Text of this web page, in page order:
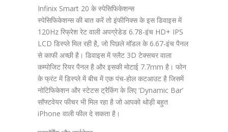
Infinix Smart 20 के स्पेसिफिकेशन्स
स्पेसिफिकेशन्स की बात करें तो इंफीनिक्स के इस डिवाइस में
120Hz रिफ्रेश रेट वाली अपग्रेडेड 6.78-इंच HD+ IPS
LCD डिस्प्ले मिल रही है, जो पिछले मॉडल के 6.67-इंच पैनल
से काफी अच्छी है। डिवाइस में फ्लैट 3D टेक्सचर वाला
कम्पोजिट रियर पैनल है और इसकी मोटाई 7.7mm है। फोन
के फ्रंट में डिस्प्ले में बीच में एक पंच-होल कटआउट है जिसमें
नोटिफिकेशन और स्टेटस ट्रैकिंग के लिए ‘Dynamic Bar’
सॉफ्टवेयर फीचर भी मिल रहा है जो आपको थोड़ी बहुत
iPhone वाली फील दे सकता है।